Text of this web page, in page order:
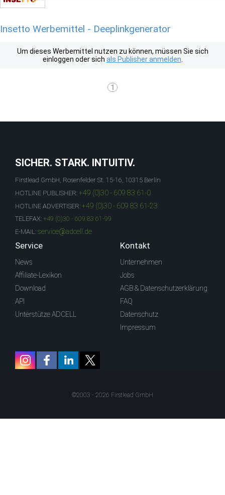
Insetto Werbemittel - Deeplinkgenerator
Um dieses Werbemittel nutzen zu können, müssen Sie sich
einloggen oder sich als Publisher anmelden
1
SICHER. STARK. INTUITIV.
Firstlead GmbH, Rosenfelder St. 15-16, 10315 Berlin
HOTLINE PUBLISHER: +49 (0)30 - 609 83 61-0
HOTLINE ADVERTISER: +49 (0)30 - 609 83 61-23
TELEFAX: +49 (0)30 - 609 83 61-99
E-MAIL: service@adcell.de
Service
News
Affiliate-Lexikon
Download
API
Unterstütze ADCELL
Kontakt
Unternehmen
Jobs
AGB & Datenschutzerklärung
FAQ
Datenschutz
Impressum
©2003 - 2026 Firstlead GmbH